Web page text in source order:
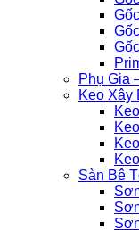
Phụ Gia
Keo Xây
Sàn Bê